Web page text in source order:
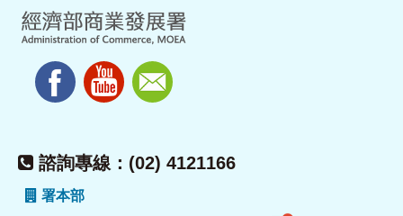
諮詢專線：(02) 4121166
署本部